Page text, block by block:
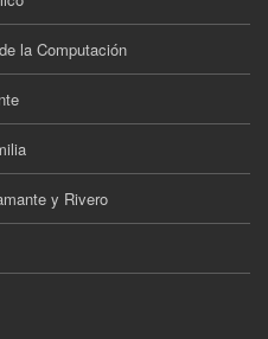
la Computación
y Rivero